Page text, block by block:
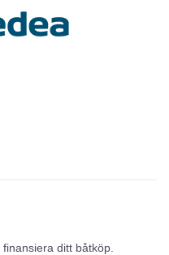
ditt båtköp.